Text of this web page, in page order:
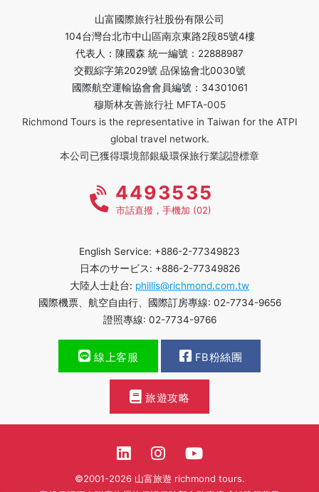
山富國際旅行社股份有限公司
104台灣台北市中山區南京東路2段85號4樓
代表人：陳國森 統一編號：22888987
交觀綜字第2029號 品保協會北0030號
國際航空運輸協會會員編號：34301061
穆斯林友善旅行社 MFTA-005
Richmond Tours is the representative in Taiwan for the ATPI
global travel network.
本公司已獲得環境部銀級環保旅行業認證標章
4493535
市話直撥，手機加 (02)
English Service: +886-2-77349823
日本のサービス: +886-2-77349826
大陸人士赴台: phillis@richmond.com.tw
國際機票、航空自由行、國際訂房專線: 02-7734-9656
證照專線: 02-7734-9766
線上客服 FB粉絲團
旅遊攻略
©2001-2026 山富旅遊 richmond tours.